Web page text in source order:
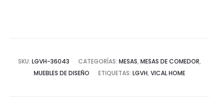
SKU: LGVH-36043 CATEGORÍAS: MESAS, MESAS DE COMEDOR,
MUEBLES DE DISEÑO
ETIQUETAS: LGVH, VICAL HOME